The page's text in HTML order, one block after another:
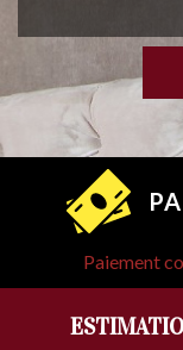
Paiement